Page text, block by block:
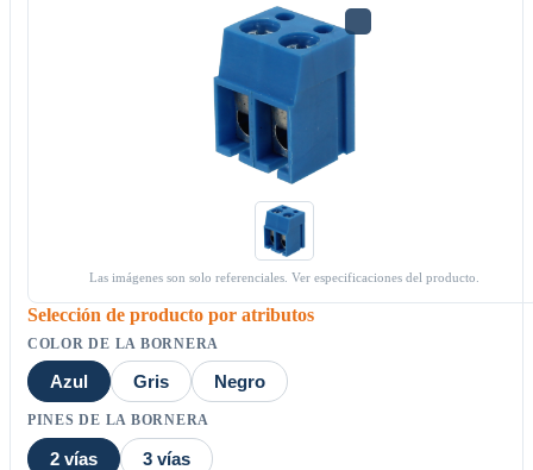
Las imágenes son solo referenciales. Ver especificaciones del producto.
Selección de producto por atributos
COLOR DE LA BORNERA
Azul Gris Negro
PINES DE LA BORNERA
2 vías 3 vías